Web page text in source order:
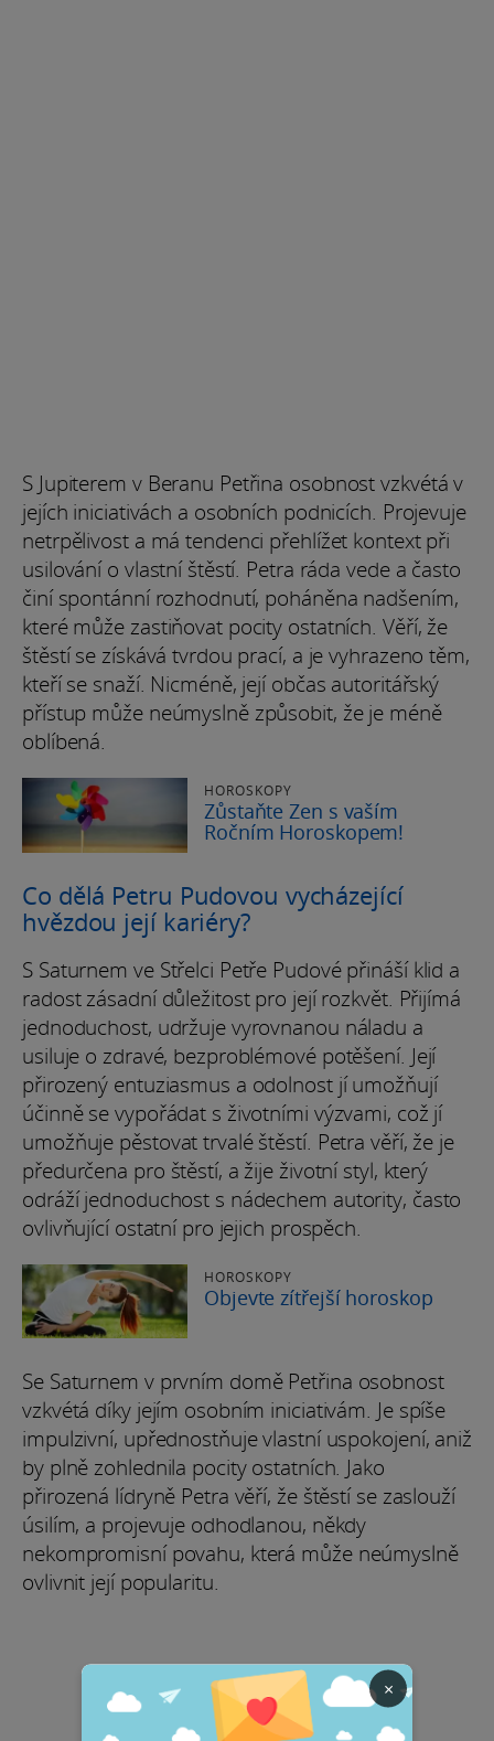
S Jupiterem v Beranu Petřina osobnost vzkvétá v
jejích iniciativách a osobních podnicích. Projevuje
netrpělivost a má tendenci přehlížet kontext při
usilování o vlastní štěstí. Petra ráda vede a často
činí spontánní rozhodnutí, poháněna nadšením,
které může zastiňovat pocity ostatních. Věří, že
štěstí se získává tvrdou prací, a je vyhrazeno těm,
kteří se snaží. Nicméně, její občas autoritářský
přístup může neúmyslně způsobit, že je méně
oblíbená.
HOROSKOPY
Zůstaňte Zen s vaším
Ročním Horoskopem!
Co dělá Petru Pudovou vycházející
hvězdou její kariéry?
S Saturnem ve Střelci Petře Pudové přináší klid a
radost zásadní důležitost pro její rozkvět. Přijímá
jednoduchost, udržuje vyrovnanou náladu a
usiluje o zdravé, bezproblémové potěšení. Její
přirozený entuziasmus a odolnost jí umožňují
účinně se vypořádat s životními výzvami, což jí
umožňuje pěstovat trvalé štěstí. Petra věří, že je
předurčena pro štěstí, a žije životní styl, který
odráží jednoduchost s nádechem autority, často
ovlivňující ostatní pro jejich prospěch.
HOROSKOPY
Objevte zítřejší horoskop
Se Saturnem v prvním domě Petřina osobnost
vzkvétá díky jejím osobním iniciativám. Je spíše
impulzivní, upřednostňuje vlastní uspokojení, aniž
by plně zohlednila pocity ostatních. Jako
přirozená lídryně Petra věří, že štěstí se zaslouží
úsilím, a projevuje odhodlanou, někdy
nekompromisní povahu, která může neúmyslně
ovlivnit její popularitu.
×